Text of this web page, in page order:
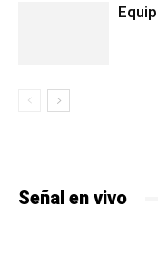
Señal en vivo